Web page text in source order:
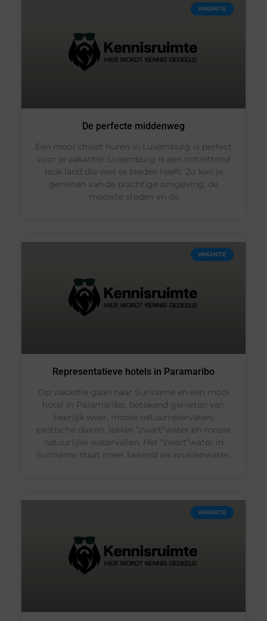
VAKANTIE
De perfecte middenweg
Een mooi chalet huren in Luxemburg is perfect
voor je vakantie. Luxemburg is een ontzettend
leuk land die veel te bieden heeft. Zo kan je
genieten van de prachtige omgeving, de
mooiste steden en de
VAKANTIE
Representatieve hotels in Paramaribo
Op vakantie gaan naar Suriname en een mooi
hotel in Paramaribo, betekend genieten van
heerlijk weer, mooie natuurreservaten,
exotische dieren, lekker “zwart”water en mooie
natuurlijke watervallen. Het “zwart”water in
Suriname staat meer bekend als kruidenwater,
VAKANTIE